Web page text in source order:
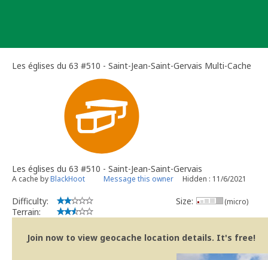
Les églises du 63 #510 - Saint-Jean-Saint-Gervais Multi-Cache
Les églises du 63 #510 - Saint-Jean-Saint-Gervais
A cache byBlackHoot Message this owner Hidden : 11/6/2021
Difficulty:
Terrain:
Size: (micro)
Join now to view geocache location details. It's free!